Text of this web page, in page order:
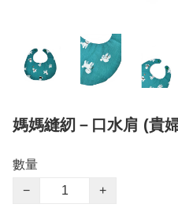
媽媽縫紉－口水肩 (貴
數量
−
+